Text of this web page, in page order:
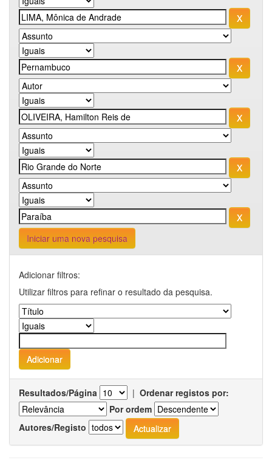
Iniciar uma nova pesquisa
Adicionar filtros:
Utilizar filtros para refinar o resultado da pesquisa.
Resultados/Página | Ordenar registos por:
Por ordem
Autores/Registo